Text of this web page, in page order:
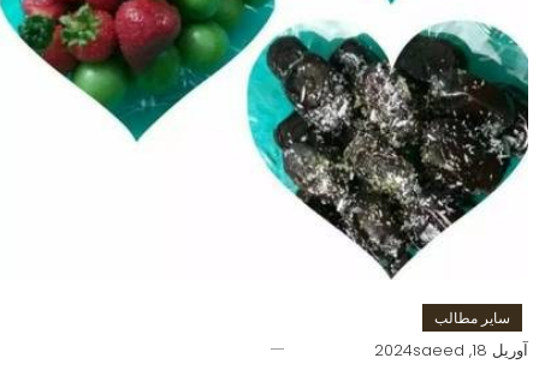
سایر مطالب
آوریل 18, 2024 saeed